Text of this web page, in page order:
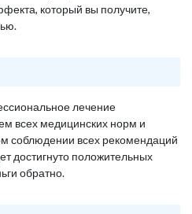
который вы получите,
лечение
всех медицинских норм и
соблюдении всех рекомендаций
достигнуто положительных
обратно.